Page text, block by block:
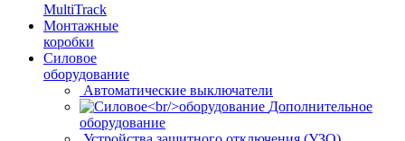
MultiTrack
Монтажные
коробки
Силовое
оборудование
Автоматические выключатели
Дополнительное
оборудование